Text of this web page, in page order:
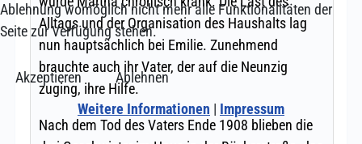
Ablehnung womöglich nicht mehr alle Funktionalitäten der
Seite zur Verfügung stehen.
Akzeptieren
Ablehnen
Weitere Informationen | Impressum